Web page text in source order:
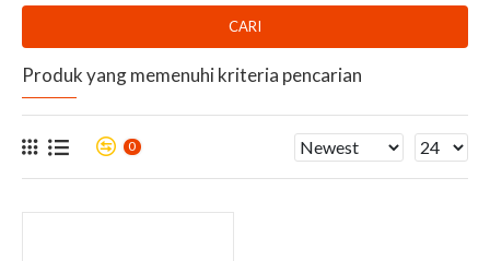
CARI
Produk yang memenuhi kriteria pencarian
0